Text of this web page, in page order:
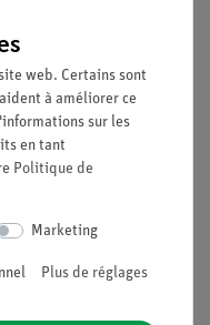
web. Certains sont
à améliorer ce
sur les
en tant
Politique de
Marketing
Plus de réglages